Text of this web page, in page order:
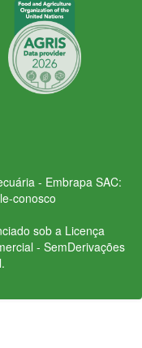
- Embrapa SAC:
conosco
sob a Licença
- SemDerivações